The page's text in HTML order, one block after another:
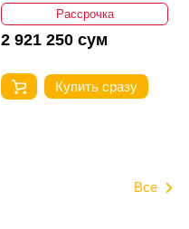
Рассрочка
2 921 250 сум
Купить сразу
Все